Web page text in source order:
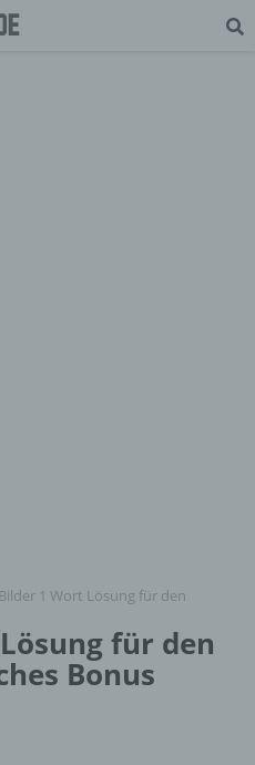
1 Wort Lösung für den
für den
Bonus